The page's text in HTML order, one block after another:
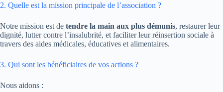
2. Quelle est la mission principale de l’association ?
Notre mission est de tendre la main aux plus démunis, restaurer leur
dignité, lutter contre l’insalubrité, et faciliter leur réinsertion sociale à
travers des aides médicales, éducatives et alimentaires.
3. Qui sont les bénéficiaires de vos actions ?
Nous aidons :